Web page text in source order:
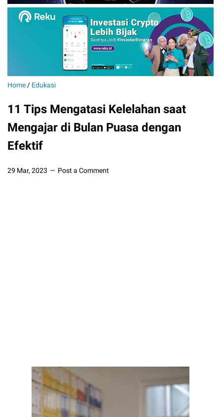
Home / Edukasi
11 Tips Mengatasi Kelelahan saat
Mengajar di Bulan Puasa dengan
Efektif
29 Mar, 2023 Post a Comment